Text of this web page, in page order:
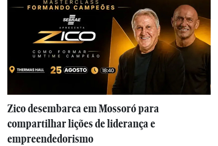
Zico desembarca em Mossoró para
compartilhar lições de liderança e
empreendedorismo